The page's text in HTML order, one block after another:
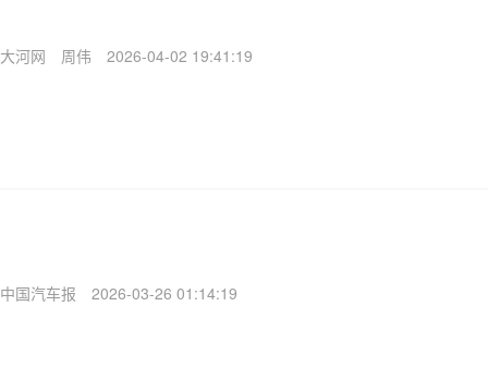
大河网 周伟 2026-04-02 19:41:19
中国汽车报 2026-03-26 01:14:19